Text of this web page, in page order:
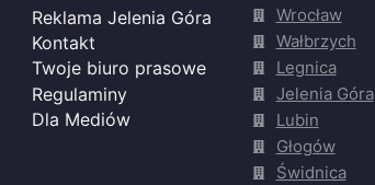
Reklama Jelenia Góra
Kontakt
Twoje biuro prasowe
Regulaminy
Dla Mediów
Wrocław
Wałbrzych
Legnica
Jelenia Góra
Lubin
Głogów
Świdnica